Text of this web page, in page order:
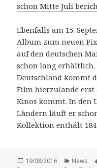
schon Mitte Juli
Ebenfalls am 15.
Album zum neuen
auf den deutschen
schon lang
Deutschland kommt
Film hierzulande erst
Kinos kommt. In den
Ländern läuft er
Kollektion enthält 184
Veröffentlicht
19/08/2016 News